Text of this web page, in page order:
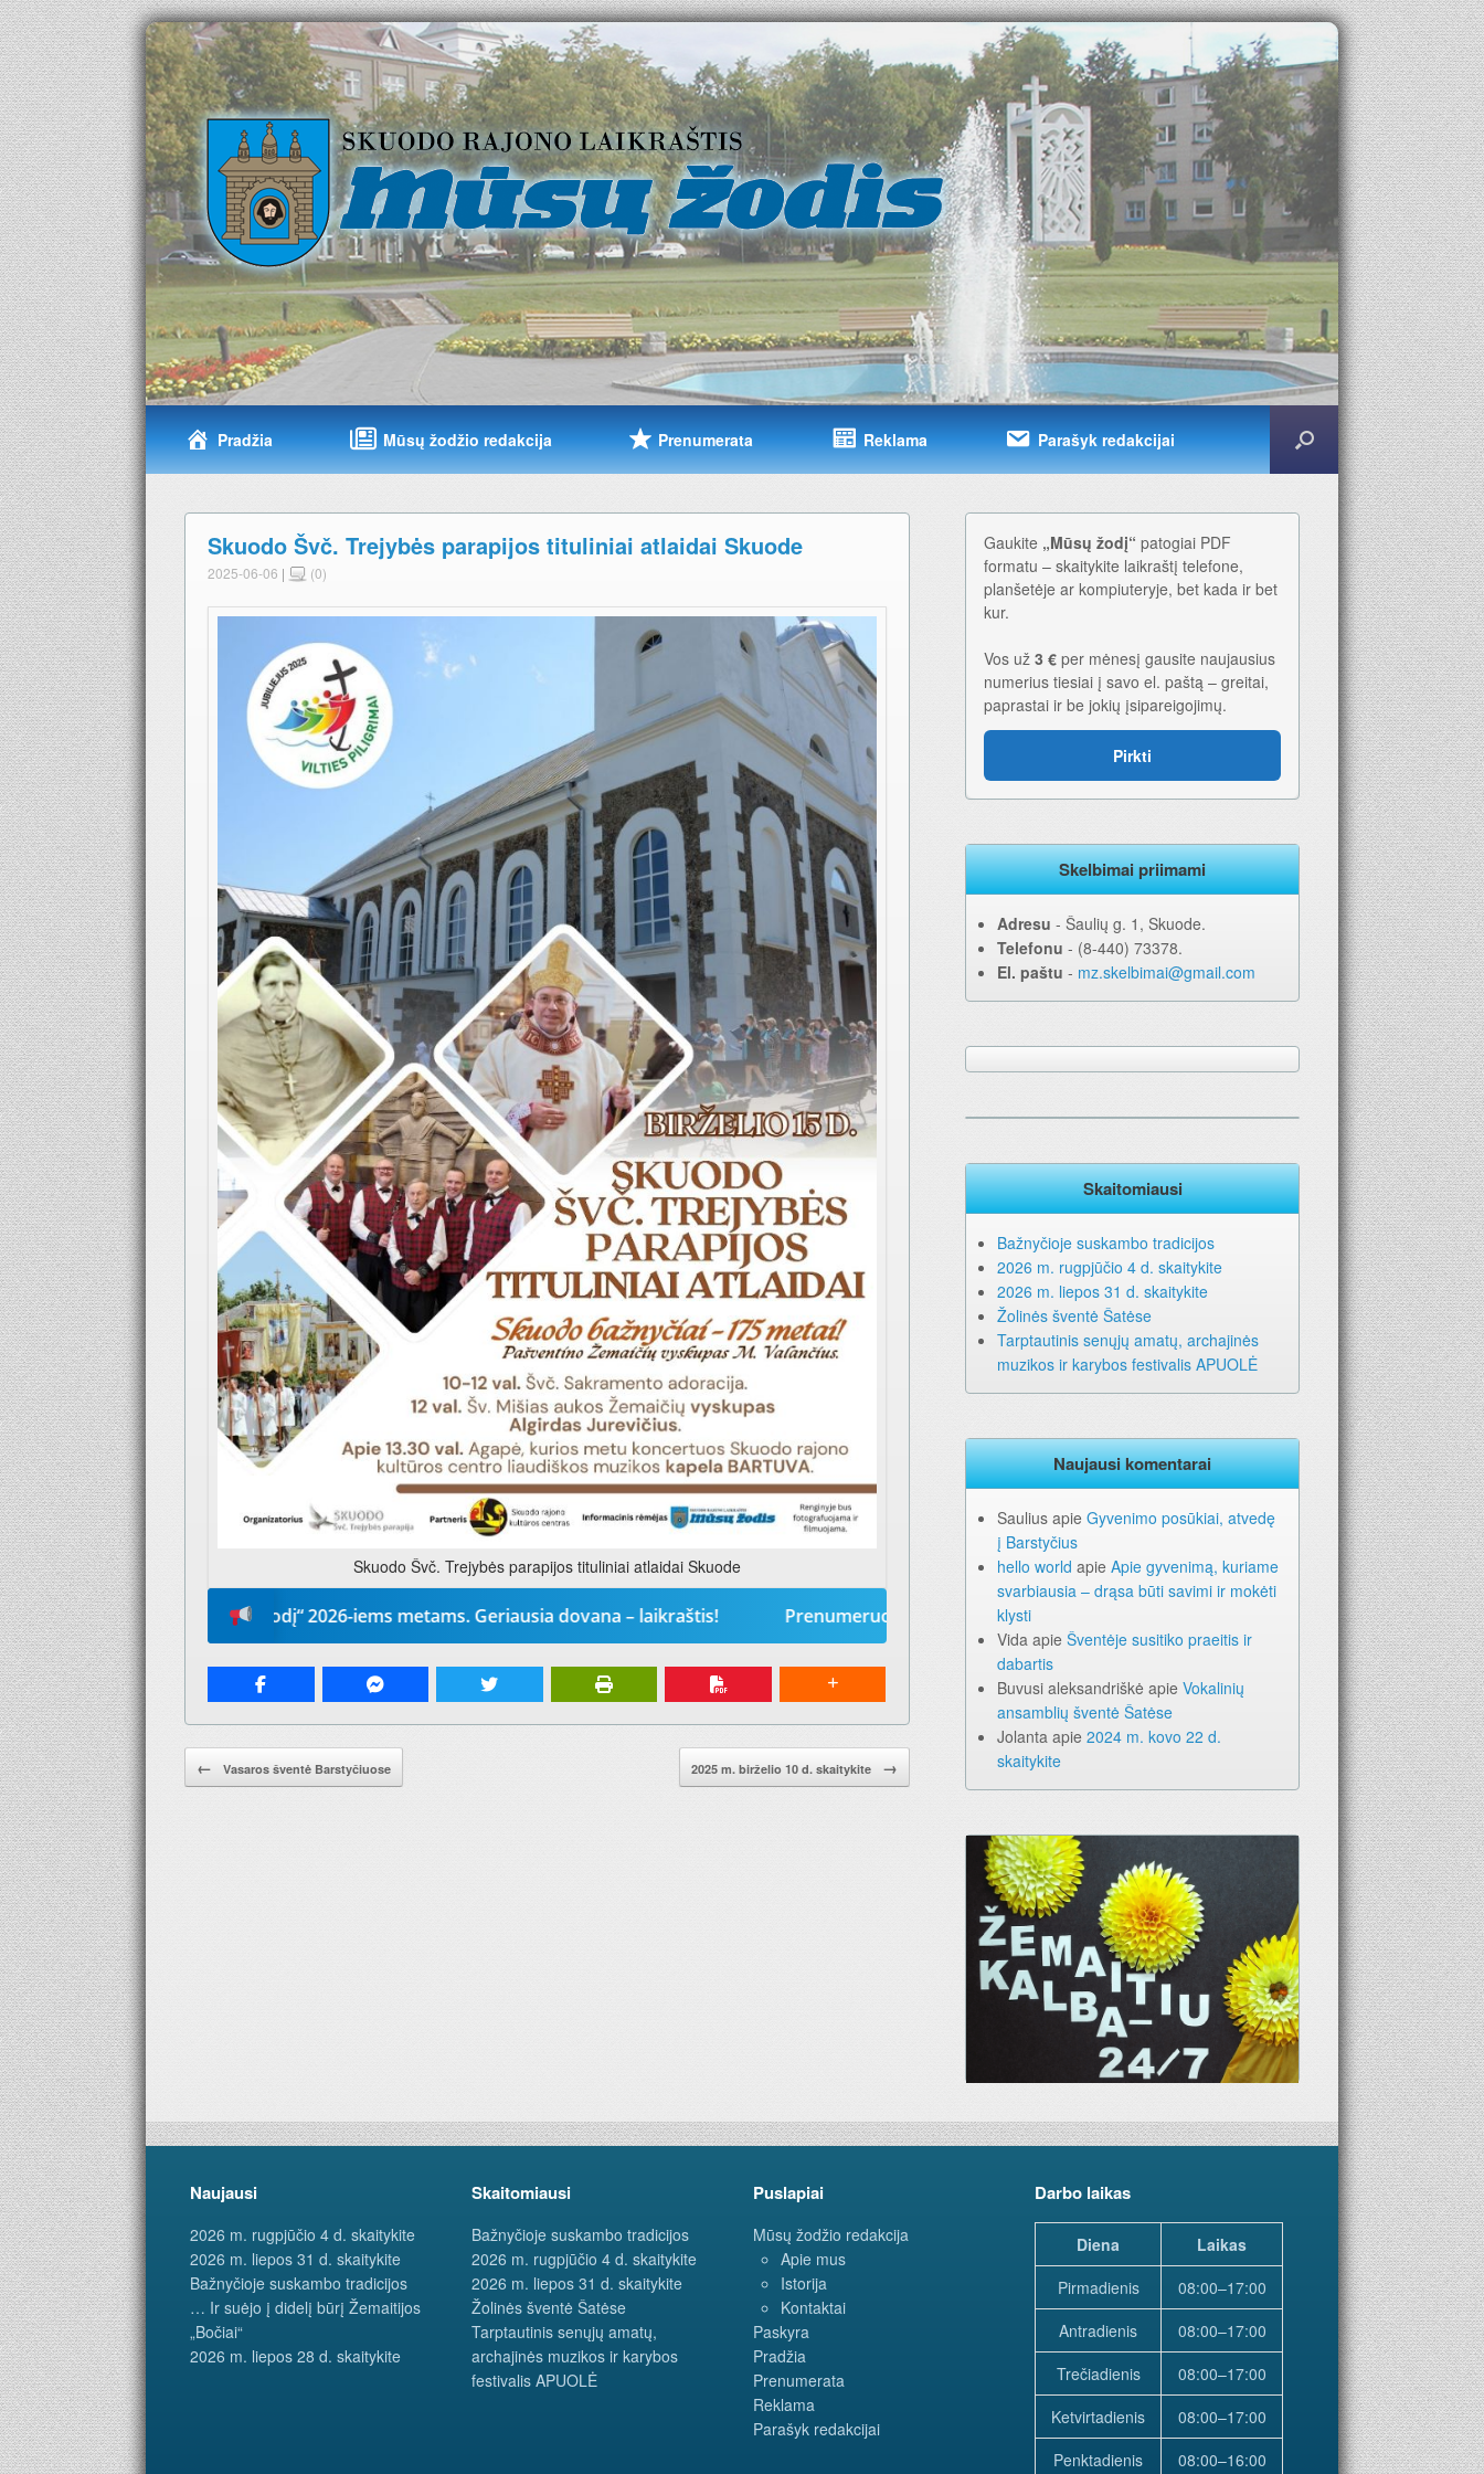
Pradžia Mūsų žodžio redakcija Prenumerata Reklama Parašyk redakcijai
Skuodo Švč. Trejybės parapijos tituliniai atlaidai Skuode
2025-06-06 | (0)
Skuodo Švč. Trejybės parapijos tituliniai atlaidai Skuode
„Mūsų žodį“ 2026-iems metams. Geriausia dovana – laikraštis! Prenumeruokite „Mūsų žodį“ 2026-iems metams. Geriausia dovana – laikraštis!
← Vasaros šventė Barstyčiuose 2025 m. birželio 10 d. skaitykite →
Gaukite „Mūsų žodį“ patogiai PDF
formatu – skaitykite laikraštį telefone,
planšetėje ar kompiuteryje, bet kada ir bet
kur.
Vos už 3 € per mėnesį gausite naujausius
numerius tiesiai į savo el. paštą – greitai,
paprastai ir be jokių įsipareigojimų.
Pirkti
Skelbimai priimami
Adresu ‐ Šaulių g. 1, Skuode.
Telefonu ‐ (8-440) 73378.
El. paštu ‐ mz.skelbimai@gmail.com
Skaitomiausi
Bažnyčioje suskambo tradicijos
2026 m. rugpjūčio 4 d. skaitykite
2026 m. liepos 31 d. skaitykite
Žolinės šventė Šatėse
Tarptautinis senųjų amatų, archajinės
muzikos ir karybos festivalis APUOLĖ
Naujausi komentarai
Saulius apie Gyvenimo posūkiai, atvedę
į Barstyčius
hello world apie Apie gyvenimą, kuriame
svarbiausia – drąsa būti savimi ir mokėti
klysti
Vida apie Šventėje susitiko praeitis ir
dabartis
Buvusi aleksandriškė apie Vokalinių
ansamblių šventė Šatėse
Jolanta apie 2024 m. kovo 22 d.
skaitykite
Naujausi
2026 m. rugpjūčio 4 d. skaitykite
2026 m. liepos 31 d. skaitykite
Bažnyčioje suskambo tradicijos
… Ir suėjo į didelį būrį Žemaitijos
„Bočiai“
2026 m. liepos 28 d. skaitykite
Skaitomiausi
Bažnyčioje suskambo tradicijos
2026 m. rugpjūčio 4 d. skaitykite
2026 m. liepos 31 d. skaitykite
Žolinės šventė Šatėse
Tarptautinis senųjų amatų,
archajinės muzikos ir karybos
festivalis APUOLĖ
Puslapiai
Mūsų žodžio redakcija
Apie mus
Istorija
Kontaktai
Paskyra
Pradžia
Prenumerata
Reklama
Parašyk redakcijai
Darbo laikas
Diena
Laikas
Pirmadienis
08:00–17:00
Antradienis
08:00–17:00
Trečiadienis
08:00–17:00
Ketvirtadienis
08:00–17:00
Penktadienis
08:00–16:00